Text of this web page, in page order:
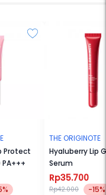
Protect
PA+++
THE ORIGINOTE
Hyaluberry Lip
Serum
Rp35.700
Rp42.000 -15%